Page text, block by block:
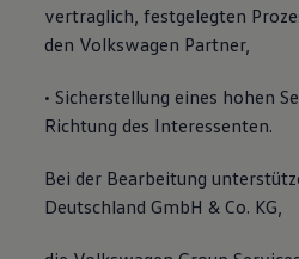
vertraglich, festgelegten
den Volkswagen Partner,
• Sicherstellung eines hohen
Richtung des Interessenten.
Bei der Bearbeitung
Deutschland GmbH & Co. KG,